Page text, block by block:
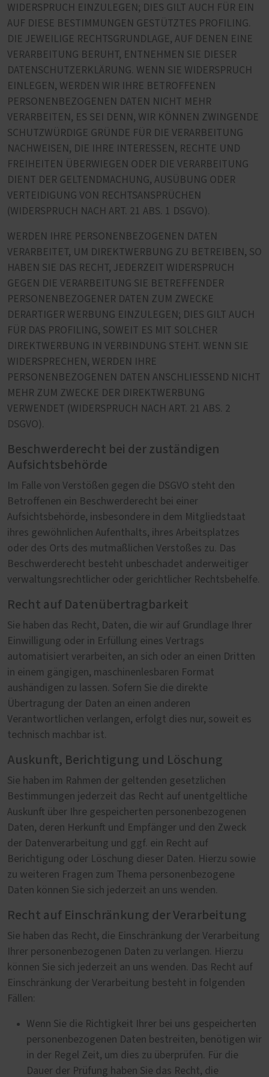
WIDERSPRUCH EINZULEGEN; DIES GILT AUCH FÜR EIN
AUF DIESE BESTIMMUNGEN GESTÜTZTES PROFILING.
DIE JEWEILIGE RECHTSGRUNDLAGE, AUF DENEN EINE
VERARBEITUNG BERUHT, ENTNEHMEN SIE DIESER
DATENSCHUTZERKLÄRUNG. WENN SIE WIDERSPRUCH
EINLEGEN, WERDEN WIR IHRE BETROFFENEN
PERSONENBEZOGENEN DATEN NICHT MEHR
VERARBEITEN, ES SEI DENN, WIR KÖNNEN ZWINGENDE
SCHUTZWÜRDIGE GRÜNDE FÜR DIE VERARBEITUNG
NACHWEISEN, DIE IHRE INTERESSEN, RECHTE UND
FREIHEITEN ÜBERWIEGEN ODER DIE VERARBEITUNG
DIENT DER GELTENDMACHUNG, AUSÜBUNG ODER
VERTEIDIGUNG VON RECHTSANSPRÜCHEN
(WIDERSPRUCH NACH ART. 21 ABS. 1 DSGVO).
WERDEN IHRE PERSONENBEZOGENEN DATEN
VERARBEITET, UM DIREKTWERBUNG ZU BETREIBEN, SO
HABEN SIE DAS RECHT, JEDERZEIT WIDERSPRUCH
GEGEN DIE VERARBEITUNG SIE BETREFFENDER
PERSONENBEZOGENER DATEN ZUM ZWECKE
DERARTIGER WERBUNG EINZULEGEN; DIES GILT AUCH
FÜR DAS PROFILING, SOWEIT ES MIT SOLCHER
DIREKTWERBUNG IN VERBINDUNG STEHT. WENN SIE
WIDERSPRECHEN, WERDEN IHRE
PERSONENBEZOGENEN DATEN ANSCHLIESSEND NICHT
MEHR ZUM ZWECKE DER DIREKTWERBUNG
VERWENDET (WIDERSPRUCH NACH ART. 21 ABS. 2
DSGVO).
Beschwerderecht bei der zuständigen
Aufsichtsbehörde
Im Falle von Verstößen gegen die DSGVO steht den
Betroffenen ein Beschwerderecht bei einer
Aufsichtsbehörde, insbesondere in dem Mitgliedstaat
ihres gewöhnlichen Aufenthalts, ihres Arbeitsplatzes
oder des Orts des mutmaßlichen Verstoßes zu. Das
Beschwerderecht besteht unbeschadet anderweitiger
verwaltungsrechtlicher oder gerichtlicher Rechtsbehelfe.
Recht auf Datenübertragbarkeit
Sie haben das Recht, Daten, die wir auf Grundlage Ihrer
Einwilligung oder in Erfüllung eines Vertrags
automatisiert verarbeiten, an sich oder an einen Dritten
in einem gängigen, maschinenlesbaren Format
aushändigen zu lassen. Sofern Sie die direkte
Übertragung der Daten an einen anderen
Verantwortlichen verlangen, erfolgt dies nur, soweit es
technisch machbar ist.
Auskunft, Berichtigung und Löschung
Sie haben im Rahmen der geltenden gesetzlichen
Bestimmungen jederzeit das Recht auf unentgeltliche
Auskunft über Ihre gespeicherten personenbezogenen
Daten, deren Herkunft und Empfänger und den Zweck
der Datenverarbeitung und ggf. ein Recht auf
Berichtigung oder Löschung dieser Daten. Hierzu sowie
zu weiteren Fragen zum Thema personenbezogene
Daten können Sie sich jederzeit an uns wenden.
Recht auf Einschränkung der Verarbeitung
Sie haben das Recht, die Einschränkung der Verarbeitung
Ihrer personenbezogenen Daten zu verlangen. Hierzu
können Sie sich jederzeit an uns wenden. Das Recht auf
Einschränkung der Verarbeitung besteht in folgenden
Fällen:
Wenn Sie die Richtigkeit Ihrer bei uns gespeicherten
personenbezogenen Daten bestreiten, benötigen wir
in der Regel Zeit, um dies zu überprüfen. Für die
Dauer der Prüfung haben Sie das Recht, die